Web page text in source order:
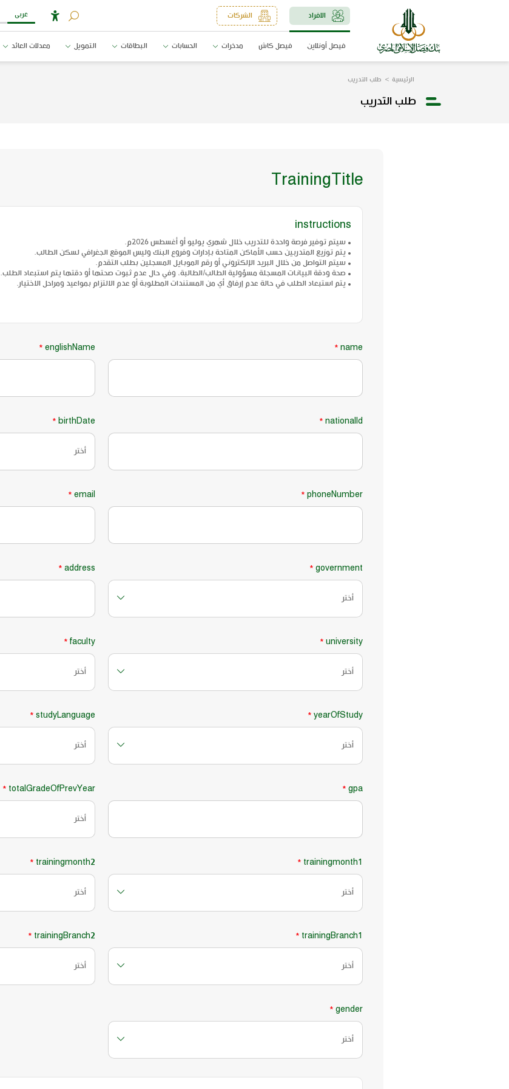
الافراد الشركات عربى
فيصل أونلاين فيصل كاش مدخرات الحسابات البطاقات التمويل معدلات العائد
الرئيسية طلب التدريب
طلب التدريب
TrainingTitle
instructions
• سيتم توفير فرصة واحدة للتدريب خلال شهري يوليو أو أغسطس 2026م.
• يتم توزيع المتدربين حسب الأماكن المتاحة بإدارات وفروع البنك وليس الموقع الجغرافي لسكن الطالب.
• سيتم التواصل من خلال البريد الإلكتروني أو رقم الموبايل المسجلين بطلب التقدم.
• صحة ودقة البيانات المسجلة مسؤولية الطالب/الطالبة، وفي حال عدم ثبوت صحتها أو دقتها يتم استبعاد الطلب.
• يتم استبعاد الطلب في حالة عدم إرفاق أي من المستندات المطلوبة أو عدم الالتزام بمواعيد ومراحل الاختيار.
name
*
englishName
*
nationalId
*
birthDate
*
phoneNumber
*
email
*
government
*
أختر
address
*
university
*
أختر
faculty
*
أختر
yearOfStudy
*
أختر
studyLanguage
*
أختر
gpa
*
totalGradeOfPrevYear
*
أختر
trainingmonth1
*
أختر
trainingmonth2
*
أختر
trainingBranch1
*
أختر
trainingBranch2
*
أختر
gender
*
أختر